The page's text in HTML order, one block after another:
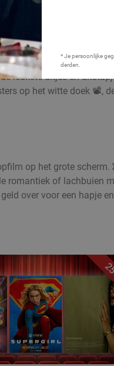
* Je persoonlijke
derden.
leukste uitjes en
op het witte doek 📽️,
op het grote
romantiek of lachbuien
over voor een hapje